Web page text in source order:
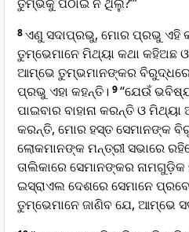
8ଏଣୁ ସଦାପ୍ରଭୁ, ମୋର ପ୍ରଭୁ ଏହି
ତୁମ୍ଭେମାନେ ମିଥ୍ୟା କଥା କହିଅଛ
ଆମ୍ଭେ ତୁମ୍ଭମାନଙ୍କର ବିରୁଦ୍ଧରେ
ପ୍ରଭୁ ଏହା କହନ୍ତି। 9“ଯେଉଁ
ପାଇବାର ବାହାନା କରନ୍ତି ଓ
କରନ୍ତି, ମୋର ହସ୍ତ ସେମାନଙ୍କ
ଲୋକମାନଙ୍କ ମନ୍ତ୍ରୀ ସଭାରେ
ତାଲିକାରେ ସେମାନଙ୍କର ନାମଗୁଡ଼ିକ
ଇସ୍ରାଏଲ ଦେଶରେ ସେମାନେ
ତୁମ୍ଭେମାନେ ଜାଣିବ ଯେ, ଆମ୍ଭେ